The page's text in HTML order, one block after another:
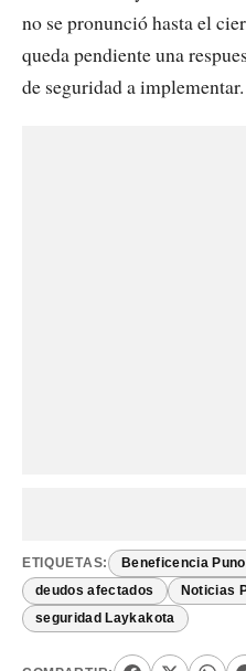
no se pronunció hasta el
queda pendiente una
de seguridad a implementar.
ETIQUETAS: Beneficencia Puno
deudos afectados Noticias
seguridad Laykakota